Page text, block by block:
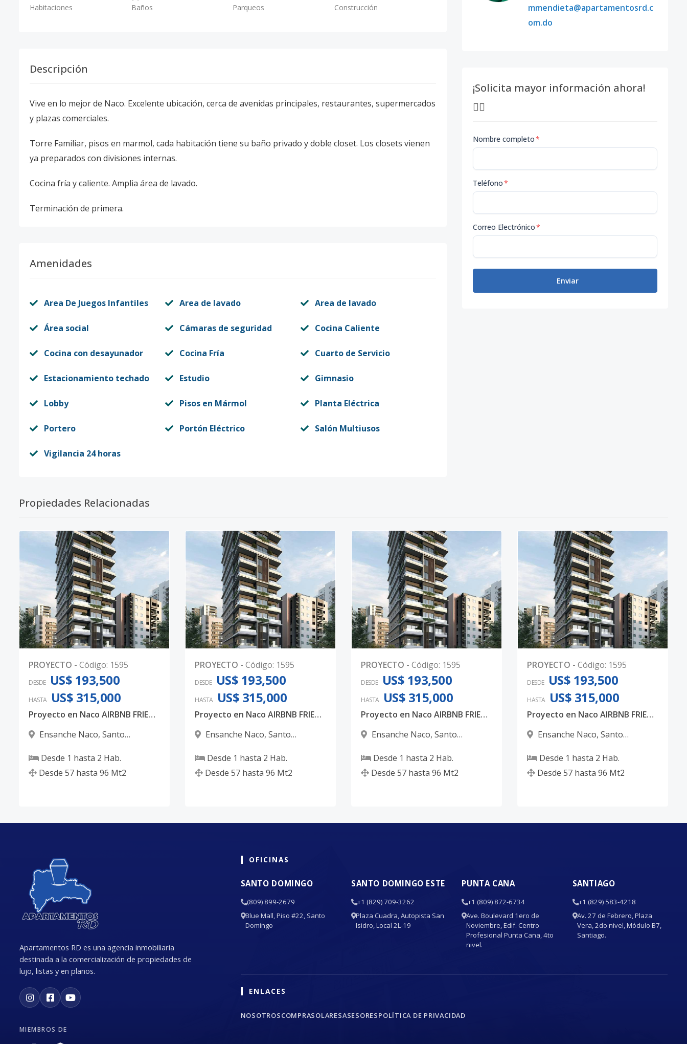
Habitaciones Baños Parqueos Construcción
Descripción
Vive en lo mejor de Naco. Excelente ubicación, cerca de avenidas principales, restaurantes, supermercados
y plazas comerciales.
Torre Familiar, pisos en marmol, cada habitación tiene su baño privado y doble closet. Los closets vienen
ya preparados con divisiones internas.
Cocina fría y caliente. Amplia área de lavado.
Terminación de primera.
Amenidades
Area De Juegos Infantiles Area de lavado Area de lavado
Área social Cámaras de seguridad Cocina Caliente
Cocina con desayunador Cocina Fría Cuarto de Servicio
Estacionamiento techado Estudio Gimnasio
Lobby Pisos en Mármol Planta Eléctrica
Portero Portón Eléctrico Salón Multiusos
Vigilancia 24 horas
mmendieta@apartamentosrd.c
om.do
¡Solicita mayor información ahora!
👇🏽
Nombre completo*
Teléfono*
Correo Electrónico*
Enviar
Propiedades Relacionadas
PROYECTO - Código: 1595
DESDE US$ 193,500
HASTA US$ 315,000
Proyecto en Naco AIRBNB FRIENDLY ideal para inversión.
Ensanche Naco, Santo
Desde 1 hasta 2 Hab.
Desde 57 hasta 96 Mt2
PROYECTO - Código: 1595
DESDE US$ 193,500
HASTA US$ 315,000
Proyecto en Naco AIRBNB FRIENDLY ideal para inversión.
Ensanche Naco, Santo
Desde 1 hasta 2 Hab.
Desde 57 hasta 96 Mt2
PROYECTO - Código: 1595
DESDE US$ 193,500
HASTA US$ 315,000
Proyecto en Naco AIRBNB FRIENDLY ideal para inversión.
Ensanche Naco, Santo
Desde 1 hasta 2 Hab.
Desde 57 hasta 96 Mt2
PROYECTO - Código: 1595
DESDE US$ 193,500
HASTA US$ 315,000
Proyecto en Naco AIRBNB FRIENDLY ideal para inversión.
Ensanche Naco, Santo
Desde 1 hasta 2 Hab.
Desde 57 hasta 96 Mt2
Apartamentos RD es una agencia inmobiliaria
destinada a la comercialización de propiedades de
lujo, listas y en planos.
MIEMBROS DE
OFICINAS
SANTO DOMINGO
(809) 899-2679
Blue Mall, Piso #22, Santo
Domingo
SANTO DOMINGO ESTE
+1 (829) 709-3262
Plaza Cuadra, Autopista San
Isidro, Local 2L-19
PUNTA CANA
+1 (809) 872-6734
Ave. Boulevard 1ero de
Noviembre, Edif. Centro
Profesional Punta Cana, 4to
nivel.
SANTIAGO
+1 (829) 583-4218
Av. 27 de Febrero, Plaza
Vera, 2do nivel, Módulo B7,
Santiago.
ENLACES
NOSOTROSCOMPRASOLARESASESORESPOLÍTICA DE PRIVACIDAD